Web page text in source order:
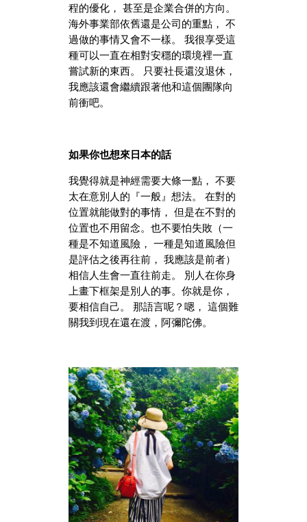
程的優化， 甚至是企業合併的方向。
海外事業部依舊還是公司的重點， 不
過做的事情又會不一樣。 我很享受這
種可以一直在相對安穩的環境裡一直
嘗試新的東西。 只要社長還沒退休，
我應該還會繼續跟著他和這個團隊向
前衝吧。
如果你也想來日本的話
我覺得就是神經需要大條一點， 不要
太在意別人的『一般』想法。 在對的
位置就能做對的事情， 但是在不對的
位置也不用留念。也不要怕失敗（一
種是不知道風險， 一種是知道風險但
是評估之後再往前， 我應該是前者）
相信人生會一直往前走。 別人在你身
上畫下框架是別人的事。你就是你，
要相信自己。 那語言呢？嗯， 這個難
關我到現在還在渡，阿彌陀佛。